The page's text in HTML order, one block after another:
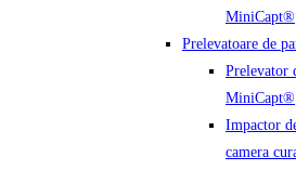
MiniCapt®
Prelevatoare de
Prelevator
MiniCapt®
Impactor
camera